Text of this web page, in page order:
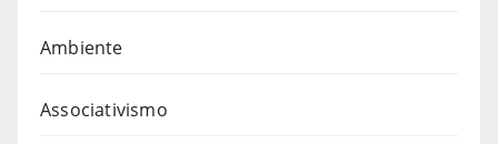
Ambiente
Associativismo